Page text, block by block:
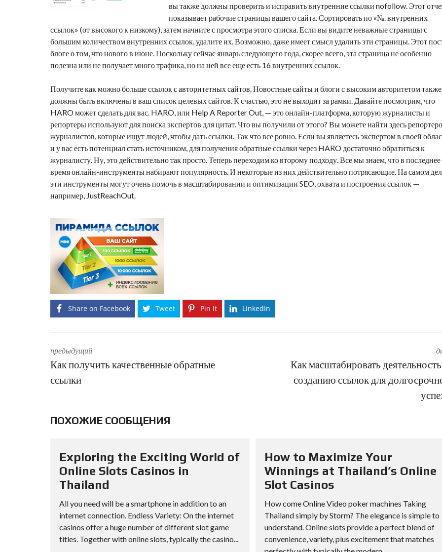
вы также должны проверить и исправить внутренние ссылки nofollow. Этот
показывает рабочие страницы вашего сайта. Сортировать по «№. внутренних
ссылок» (от высокого к низкому), затем начните с просмотра этого списка. Если вы видите неважные страницы с
большим количеством внутренних ссылок, удалите их. Возможно, даже имеет смысл удалить эти страницы. Этот
блоге о том, что нового в июне. Поскольку сейчас январь следующего года, скорее всего, эта страница не особенно
полезна или не получает много трафика, но на ней все еще есть 16 внутренних ссылок.
Получите как можно больше ссылок с авторитетных сайтов. Новостные сайты и блоги с высоким авторитетом также
должны быть включены в ваш список целевых сайтов. К счастью, это не выходит за рамки. Давайте посмотрим, что
HARO может сделать для вас. HARO, или Help A Reporter Out, — это онлайн-платформа, которую журналисты и
репортеры используют для поиска экспертов для цитат. Что вы получили от этого? Вы можете найти здесь
журналистов, которые ищут людей, чтобы дать ссылки. Так что все ровно. Если вы являетесь экспертом в своей
и у вас есть потенциал стать источником, для полученияобратные ссылки через HARO достаточно обратиться к
журналисту. Ну, это действительно так просто. Теперь переходим ко второму подходу. Все мы знаем, что в последнее
время онлайн-инструменты набирают популярность. И некоторые из них действительно потрясающие. На самом
эти инструменты могут очень помочь в масштабировании и оптимизации SEO, охвата и построения ссылок —
например, JustReachOut.
Share on Facebook Tweet Pin it LinkedIn
предыдущий
Как получить качественные обратные
ссылки
Как масштабировать
созданию ссылок для
ПОХОЖИЕ СООБЩЕНИЯ
Exploring the Exciting World of
Online Slots Casinos in
Thailand
All you need will be a smartphone in addition to an
internet connection. Endless Variety: On the internet
casinos offer a huge number of different slot game
titles. Together with online slots, typically the casino...
How to Maximize Your
Winnings at Thailand’s Online
Slot Casinos
How come Online Video poker machines Taking
Thailand simply by Storm? The elegance is simple to
understand. Online slots provide a perfect blend of
convenience, variety, plus excitement that matches